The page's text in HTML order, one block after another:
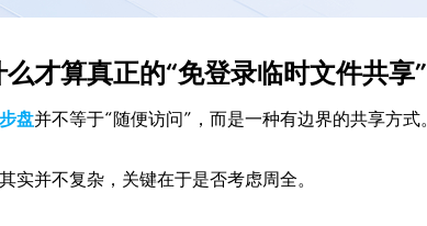
么才算真正的“免登录临时文件共享”
盘并不等于“随便访问”，而是一种有边界的共享方式。
实并不复杂，关键在于是否考虑周全。